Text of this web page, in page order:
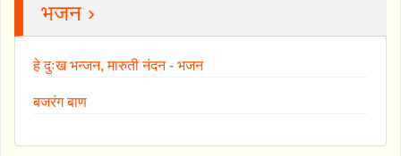
भजन ›
हे दुःख भन्जन, मारुती नंदन - भजन
बजरंग बाण